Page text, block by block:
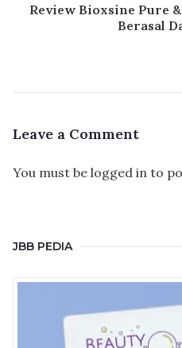
Review Bioxsine Pure
Berasal
Leave a Comment
You must be logged in to
JBB PEDIA